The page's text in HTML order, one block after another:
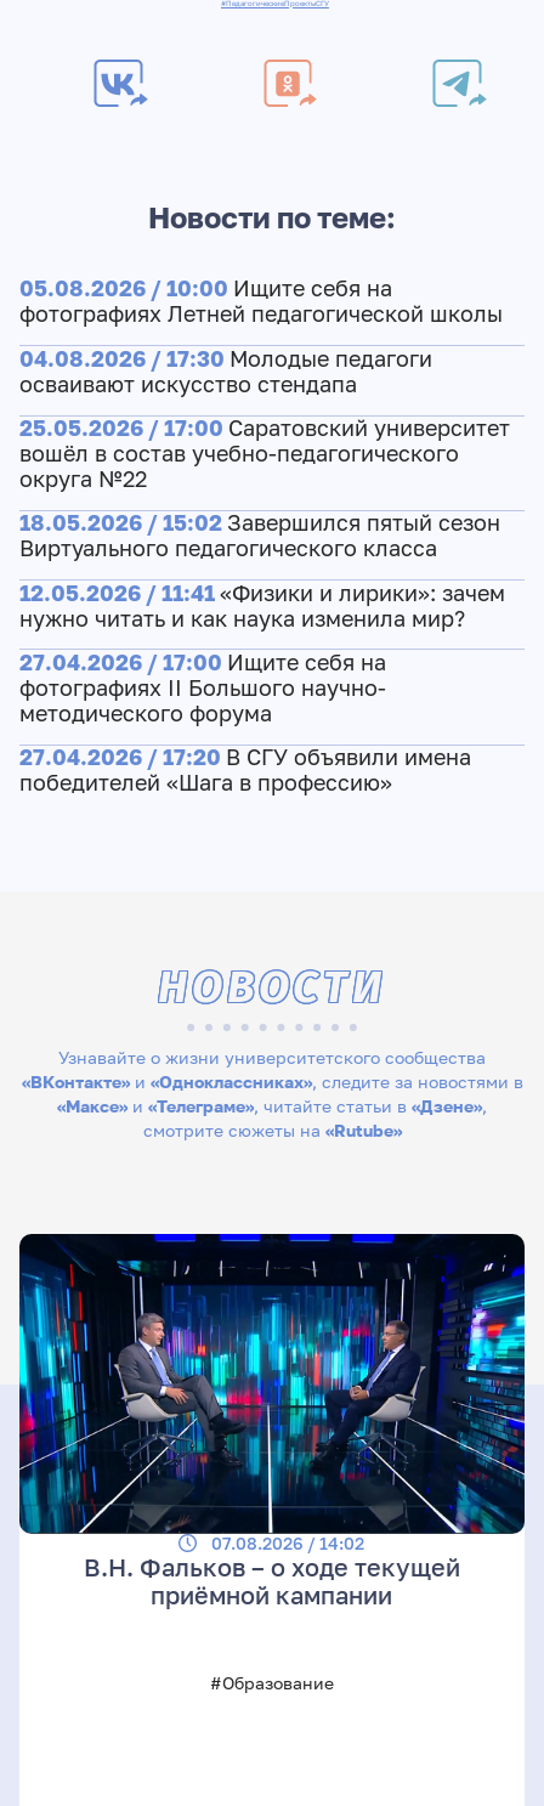
#ПедагогическиеПроектыСГУ
Новости по теме:
05.08.2026 / 10:00 Ищите себя на
фотографиях Летней педагогической школы
04.08.2026 / 17:30 Молодые педагоги
осваивают искусство стендапа
25.05.2026 / 17:00 Саратовский университет
вошёл в состав учебно-педагогического
округа №22
18.05.2026 / 15:02 Завершился пятый сезон
Виртуального педагогического класса
12.05.2026 / 11:41«Физики и лирики»: зачем
нужно читать и как наука изменила мир?
27.04.2026 / 17:00 Ищите себя на
фотографиях II Большого научно-
методического форума
27.04.2026 / 17:20 В СГУ объявили имена
победителей «Шага в профессию»
Узнавайте о жизни университетского сообщества
«ВКонтакте»и «Одноклассниках», следите за новостями в
«Максе» и «Телеграме», читайте статьи в «Дзене»,
смотрите сюжеты на «Rutube»
НОВОСТИ
07.08.2026 / 14:02
В.Н. Фальков – о ходе текущей
приёмной кампании
#Образование